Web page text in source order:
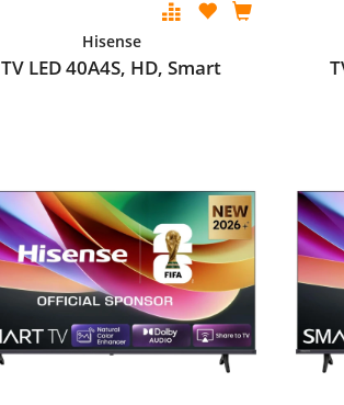
Hisense
TV LED 40A4S, HD, Smart